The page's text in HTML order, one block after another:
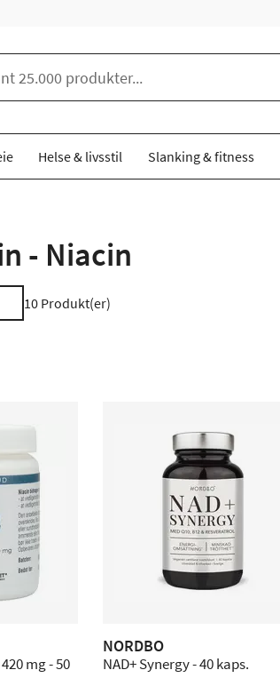
Helse & livsstil Slanking & fitness
- Niacin
10 Produkt(er)
mg - 50
NORDBO
NAD+ Synergy - 40 kaps.